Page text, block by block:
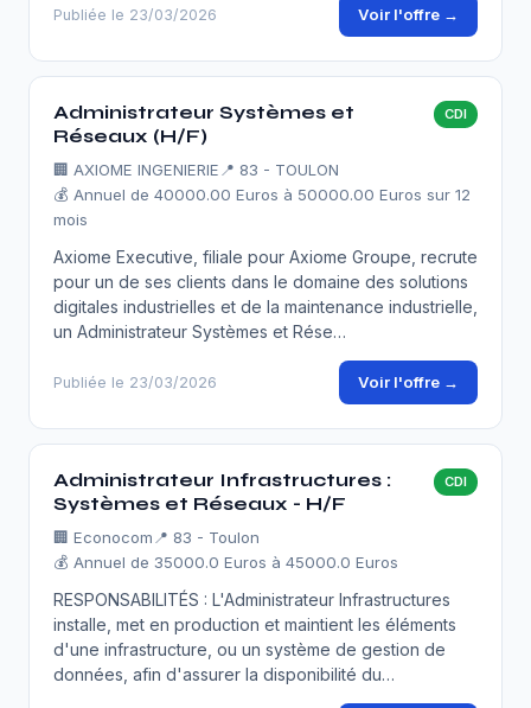
Publiée le 23/03/2026 Voir l'offre →
Administrateur Systèmes et
Réseaux (H/F)
CDI
🏢 AXIOME INGENIERIE 📍 83 - TOULON
💰 Annuel de 40000.00 Euros à 50000.00 Euros sur 12
mois
Axiome Executive, filiale pour Axiome Groupe, recrute
pour un de ses clients dans le domaine des solutions
digitales industrielles et de la maintenance industrielle,
un Administrateur Systèmes et Rése…
Publiée le 23/03/2026 Voir l'offre →
Administrateur Infrastructures :
Systèmes et Réseaux - H/F
CDI
🏢 Econocom 📍 83 - Toulon
💰 Annuel de 35000.0 Euros à 45000.0 Euros
RESPONSABILITÉS : L'Administrateur Infrastructures
installe, met en production et maintient les éléments
d'une infrastructure, ou un système de gestion de
données, afin d'assurer la disponibilité du…